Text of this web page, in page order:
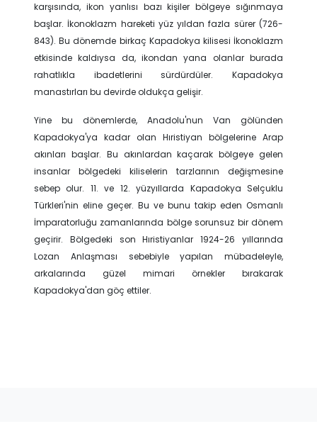
karşısında, ikon yanlısı bazı kişiler bölgeye sığınmaya
başlar. İkonoklazm hareketi yüz yıldan fazla sürer (726-
843). Bu dönemde birkaç Kapadokya kilisesi İkonoklazm
etkisinde kaldıysa da, ikondan yana olanlar burada
rahatlıkla ibadetlerini sürdürdüler. Kapadokya
manastırları bu devirde oldukça gelişir.
Yine bu dönemlerde, Anadolu'nun Van gölünden
Kapadokya'ya kadar olan Hıristiyan bölgelerine Arap
akınları başlar. Bu akınlardan kaçarak bölgeye gelen
insanlar bölgedeki kiliselerin tarzlarının değişmesine
sebep olur. 11. ve 12. yüzyıllarda Kapadokya Selçuklu
Türkleri'nin eline geçer. Bu ve bunu takip eden Osmanlı
İmparatorluğu zamanlarında bölge sorunsuz bir dönem
geçirir. Bölgedeki son Hıristiyanlar 1924-26 yıllarında
Lozan Anlaşması sebebiyle yapılan mübadeleyle,
arkalarında güzel mimari örnekler bırakarak
Kapadokya'dan göç ettiler.